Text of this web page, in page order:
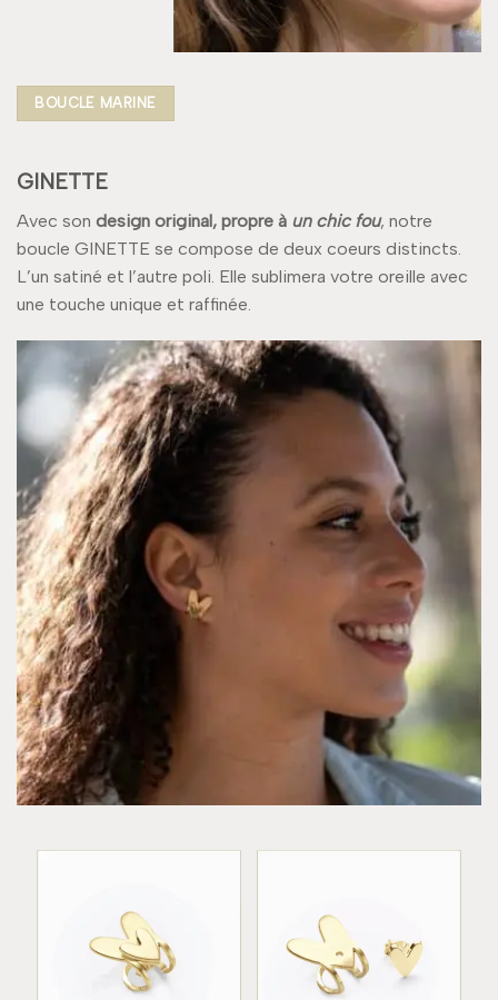
BOUCLE MARINE
GINETTE
Avec son design original, propre à un chic fou, notre
boucle GINETTE se compose de deux coeurs distincts.
L’un satiné et l’autre poli. Elle sublimera votre oreille avec
une touche unique et raffinée.